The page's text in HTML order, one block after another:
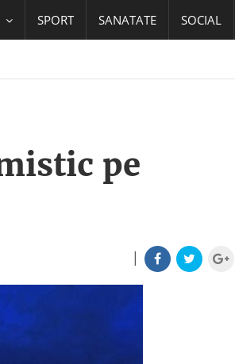
SPORT SANATATE SOCIAL
pe
|